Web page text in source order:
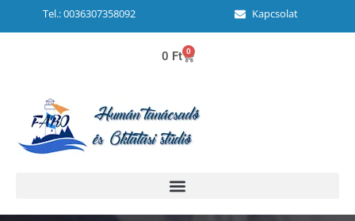
Tel.: 0036307358092 Kapcsolat
0 Ft 0